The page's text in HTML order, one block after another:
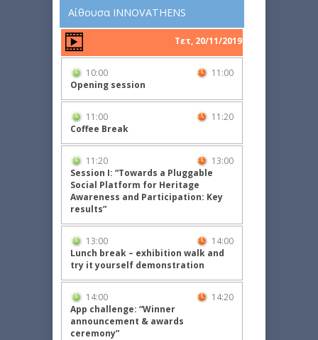
Αίθουσα INNOVATHENS
Τετ, 20/11/2019
10:00
11:00
Opening session
11:00
11:20
Coffee Break
11:20
13:00
Session I: “Towards a Pluggable
Social Platform for Heritage
Awareness and Participation: Key
results”
13:00
14:00
Lunch break – exhibition walk and
try it yourself demonstration
14:00
14:20
App challenge: “Winner
announcement & awards
ceremony”